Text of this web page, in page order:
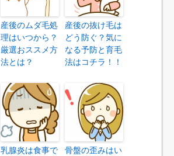
産後のムダ毛処
理はいつから？
厳選おススメ方
法とは？
産後の抜け毛は
どう防ぐ？気に
なる予防と育毛
法はコチラ！！
乳腺炎は食事で
骨盤の歪みはい